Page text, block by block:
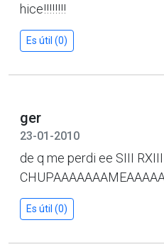
hice!!!!!!!!
Es útil (0)
ger
23-01-2010
de q me perdi ee SIII
Es útil (0)